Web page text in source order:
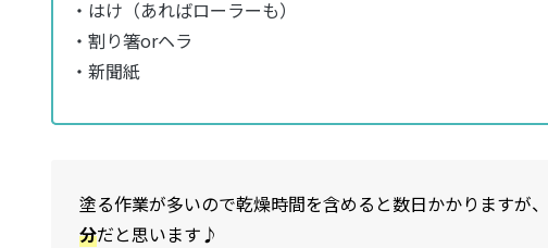
・はけ（あればローラーも）
・割り箸orヘラ
・新聞紙
塗る作業が多いので乾燥時間を含めると数日かかりますが、
分だと思います♪